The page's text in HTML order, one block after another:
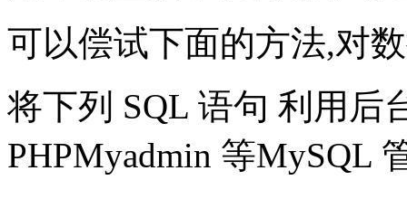
可以偿试下面的方法,对
将下列 SQL 语句 利用后
PHPMyadmin 等MySQL